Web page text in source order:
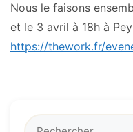
Nous le faisons
et le 3 avril à 18h à
https://thework.fr/